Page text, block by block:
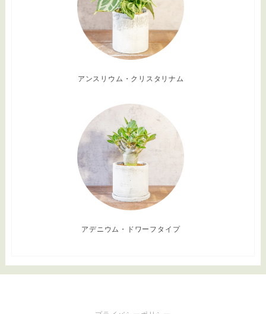
アンスリウム・クリスタリナム
アデニウム・ドワーフタイプ